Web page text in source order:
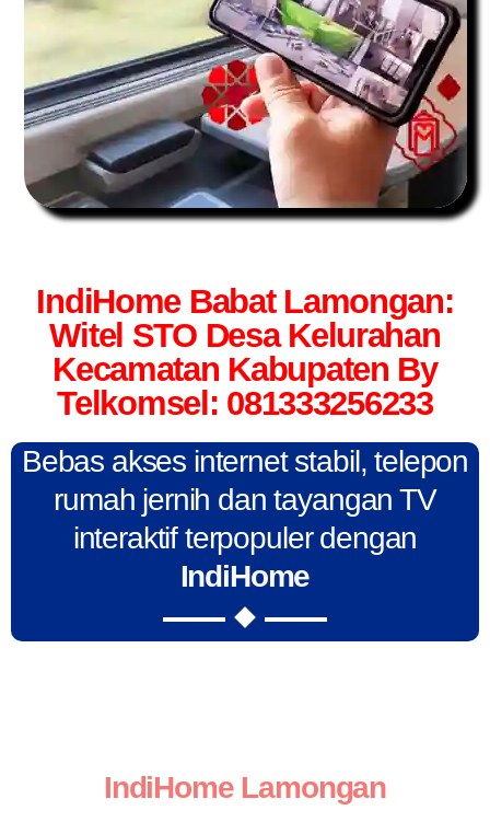
IndiHome Babat Lamongan:
Witel STO Desa Kelurahan
Kecamatan Kabupaten By
Telkomsel: 081333256233
Bebas akses internet stabil, telepon
rumah jernih dan tayangan TV
interaktif terpopuler dengan
IndiHome
IndiHome Lamongan